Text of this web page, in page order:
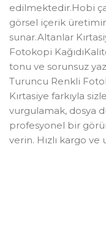
edilmektedir.Hobi
görsel içerik
sunar.Altanlar
Fotokopi
tonu ve sorunsuz
Turuncu Renkli
Kırtasiye farkıyla
vurgulamak, dosya
profesyonel bir
verin. Hızlı kargo ve